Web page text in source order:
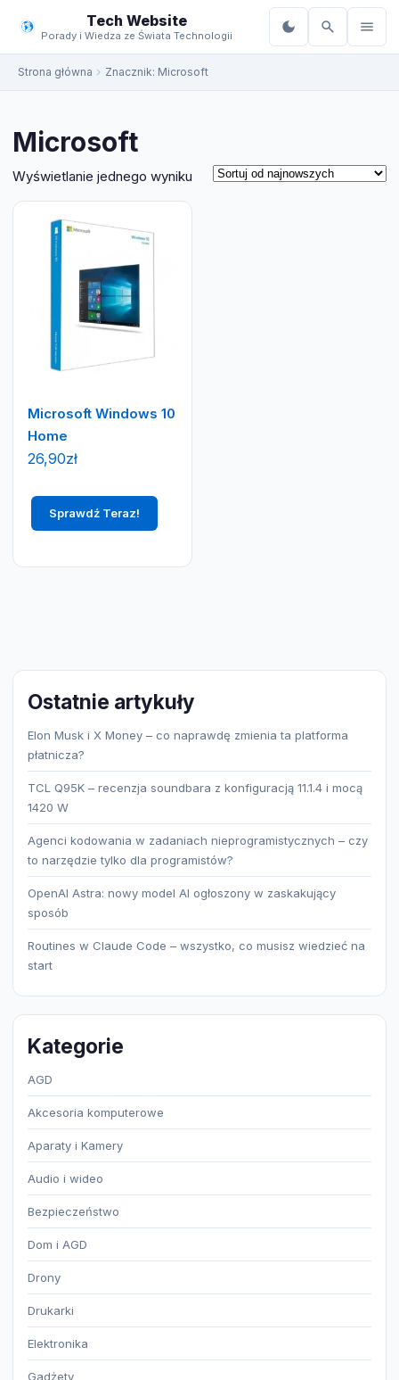
treści
Tech Website
Porady i Wiedza ze Świata Technologii
Strona główna Znacznik: Microsoft
Microsoft
Wyświetlanie jednego wyniku
Microsoft Windows 10
Home
26,90zł
Sprawdź Teraz!
Ostatnie artykuły
Elon Musk i X Money – co naprawdę zmienia ta platforma
płatnicza?
TCL Q95K – recenzja soundbara z konfiguracją 11.1.4 i mocą
1420 W
Agenci kodowania w zadaniach nieprogramistycznych – czy
to narzędzie tylko dla programistów?
OpenAI Astra: nowy model AI ogłoszony w zaskakujący
sposób
Routines w Claude Code – wszystko, co musisz wiedzieć na
start
Kategorie
AGD
Akcesoria komputerowe
Aparaty i Kamery
Audio i wideo
Bezpieczeństwo
Dom i AGD
Drony
Drukarki
Elektronika
Gadżety